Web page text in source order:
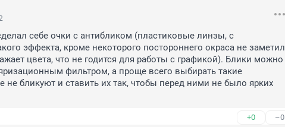
себе очки с антибликом (пластиковые линзы, с
эффекта, кроме некоторого постороннего окраса не заметил
цвета, что не годится для работы с графикой). Блики можно
фильтром, а проще всего выбирать такие
не бликуют и ставить их так, чтобы перед ними не было ярких
+0 –0